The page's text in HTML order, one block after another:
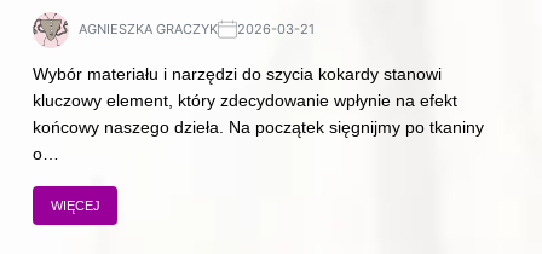
AGNIESZKA GRACZYK 2026-03-21
Wybór materiału i narzędzi do szycia kokardy stanowi
kluczowy element, który zdecydowanie wpłynie na efekt
końcowy naszego dzieła. Na początek sięgnijmy po tkaniny
o…
WIĘCEJ